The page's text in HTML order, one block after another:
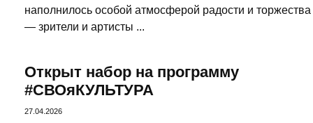
наполнилось особой атмосферой радости и торжества
— зрители и артисты ...
Открыт набор на программу
#СВОяКУЛЬТУРА
27.04.2026